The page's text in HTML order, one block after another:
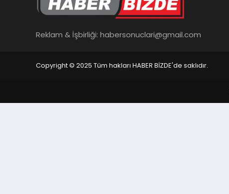
Reklam & İşbirliği: habersonuclari@gmail.com
Copyright © 2025 Tüm hakları HABER BİZDE'de saklıdır.